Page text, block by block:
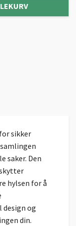
sikker
saker. Den
hylsen for å
design og
din.